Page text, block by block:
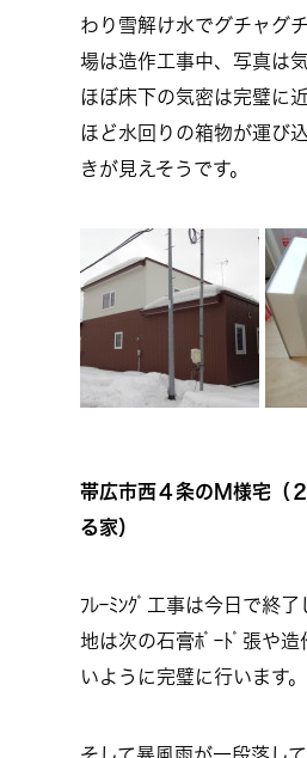
わり雪解け水でグチャグ
場は造作工事中、写真は
ほぼ床下の気密は完璧に
ほど水回りの箱物が運び
きが見えそうです。
帯広市西４条のM様宅（
る家）
ﾌﾚｰﾐﾝｸﾞ工事は今日で終了
地は次の石膏ﾎﾞｰﾄﾞ張や
いように完璧に行います。